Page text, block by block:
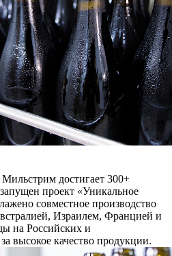
достигает 300+
проект «Уникальное
совместное производство
Израилем, Францией и
на Российских и
высокое качество продукции.